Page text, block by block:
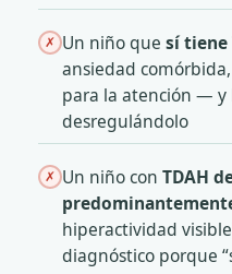
✗ Un niño que sí tiene
ansiedad
para la atención — y
desregulándolo
✗ Un niño con TDAH
hiperactividad
diagnóstico porque